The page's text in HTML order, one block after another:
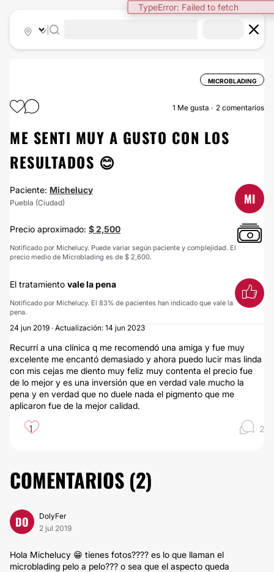
TypeError: Failed to fetch
MICROBLADING
1 Me gusta 2 comentarios
ME SENTI MUY A GUSTO CON LOS
RESULTADOS 😊
Paciente: Michelucy
Puebla (Ciudad) MI
Precio aproximado: $ 2,500
Notificado por Michelucy. Puede variar según paciente y complejidad. El
precio medio de Microblading es de $ 2,600.
El tratamiento vale la pena
Notificado por Michelucy. El 83% de pacientes han indicado que vale la
pena.
24 jun 2019 · Actualización: 14 jun 2023
Recurrí a una clínica q me recomendó una amiga y fue muy
excelente me encantó demasiado y ahora puedo lucir mas linda
con mis cejas me diento muy feliz muy contenta el precio fue
de lo mejor y es una inversión que en verdad vale mucho la
pena y en verdad que no duele nada el pigmento que me
aplicaron fue de la mejor calidad.
1 2
COMENTARIOS (2)
DO
DolyFer
2 jul 2019
Hola Michelucy 😁 tienes fotos???? es lo que llaman el
microblading pelo a pelo??? o sea que el aspecto queda